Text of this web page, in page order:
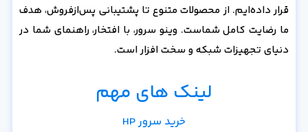
قرار داده‌ایم. از محصولات متنوع تا پشتیبانی پس‌از‌فروش، هدف
ما رضایت کامل شماست. وینو سرور، با افتخار، راهنمای شما در
دنیای تجهیزات شبکه و سخت افزار است.
لینک های مهم
خرید سرور HP